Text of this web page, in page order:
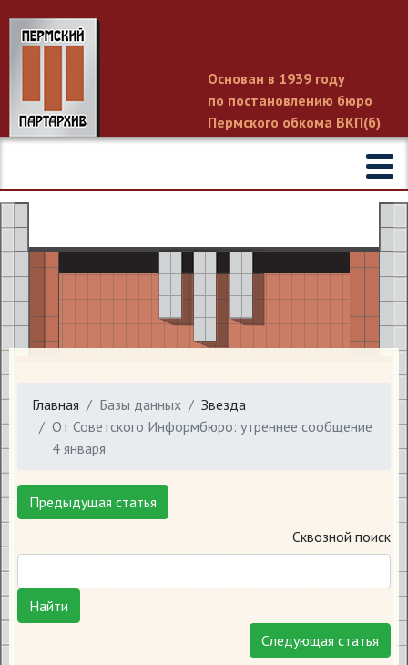
Основан в 1939 году
по постановлению бюро
Пермского обкома ВКП(б)
Главная Базы данных
Звезда
От Советского Информбюро: утреннее сообщение
4 января
Предыдущая статья
Сквозной поиск
Найти
Следующая статья